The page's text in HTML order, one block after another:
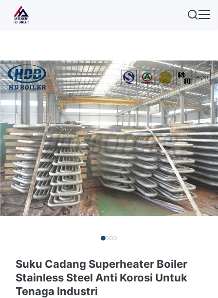
Suku Cadang Superheater Boiler
Stainless Steel Anti Korosi Untuk
Tenaga Industri